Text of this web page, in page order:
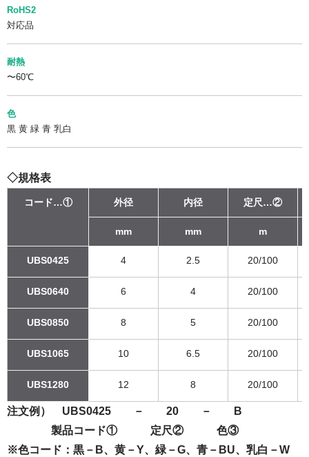
RoHS2
対応品
耐熱
〜60℃
色
黒 黄 緑 青 乳白
◇規格表
コード…① 外径 内径 定尺…②
mm mm m
UBS0425 4 2.5 20/100
UBS0640 6 4 20/100
UBS0850 8 5 20/100
UBS1065 10 6.5 20/100
UBS1280 12 8 20/100
注文例） UBS0425 － 20 － B
製品コード① 定尺② 色③
※色コード：黒－B、黄－Y、緑－G、青－BU、乳白－W